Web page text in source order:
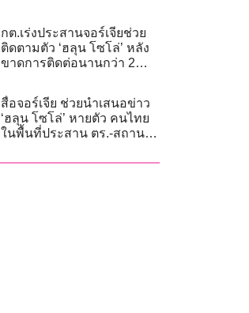
กต.เร่งประสานจอร์เจียช่วย
ติดตามตัว ‘ฮลุน โซโล่’ หลัง
ขาดการติดต่อนานกว่า 2
สื่อจอร์เจีย ช่วยนำเสนอข่าว
‘ฮลุน โซโล่’ หายตัว คนไทย
ในพื้นที่ประสาน ตร.-สถาน